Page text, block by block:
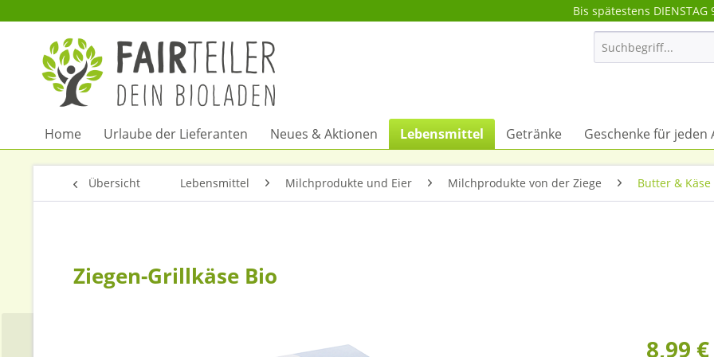
Bis spätestens
Home Urlaube der Lieferanten Neues & Aktionen Lebensmittel Getränke Geschenke für jeden
Übersicht Lebensmittel Milchprodukte und Eier Milchprodukte von der Ziege Butter & Käse
Ziegen-Grillkäse Bio
8,99 €